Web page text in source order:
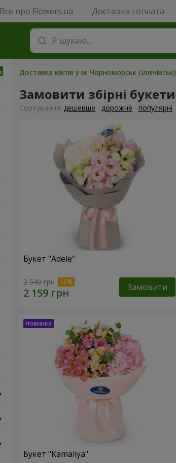
Все про Flowers.ua Доставка і оплата
Доставка квітів у м. Чорноморськ (Іллічівськ)
Замовити збірні букети
Сортування: дешевше дорожче популярні
Букет "Adele"
2 540 грн Замовити
Букет "Kamaliya"